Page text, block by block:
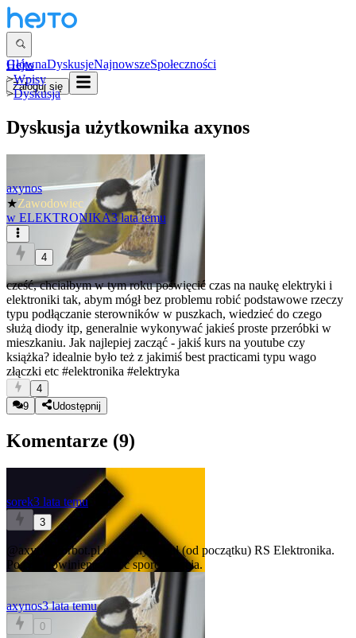
GłównaDyskusjeNajnowszeSpołeczności
Zaloguj się
Hejto
>Wpisy
>Dyskusja
Dyskusja użytkownika axynos
axynos
★Zawodowiec
w ELEKTRONIKA3 lata temu
4
cześć, chciałbym w tym roku poświęcić czas na naukę elektryki i
elektroniki tak, abym mógł bez problemu robić podstawowe rzeczy
typu podłączanie sterowników w puszkach, wiedzieć do czego
służą diody itp, generalnie wykonywać jakieś proste przeróbki w
mieszkaniu. Jak najlepiej zacząć - jakiś kurs na youtube czy
książka? idealnie było też z jakimiś best practicami typu wago
złączki etc #elektronika #elektryka
4
9
Udostępnij
Komentarze (9)
sorek3 lata temu
3
@axynos
forbot.pl oraz cały kanał (od początku) RS Elektronika.
Po tym powinieneś mieć sporo pojęcia.
axynos3 lata temu
0